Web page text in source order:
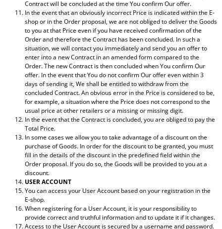
Contract will be concluded at the time You confirm Our offer.
In the event that an obviously incorrect Price is indicated within the E-
shop or in the Order proposal, we are not obliged to deliver the Goods
to you at that Price even if you have received confirmation of the
Order and therefore the Contract has been concluded. In such a
situation, we will contact you immediately and send you an offer to
enter into a new Contract in an amended form compared to the
Order. The new Contract is then concluded when You confirm Our
offer. In the event that You do not confirm Our offer even within 3
days of sending it, We shall be entitled to withdraw from the
concluded Contract. An obvious error in the Price is considered to be,
for example, a situation where the Price does not correspond to the
usual price at other retailers or a missing or missing digit.
In the event that the Contract is concluded, you are obliged to pay the
Total Price.
In some cases we allow you to take advantage of a discount on the
purchase of Goods. In order for the discount to be granted, you must
fill in the details of the discount in the predefined field within the
Order proposal. If you do so, the Goods will be provided to you at a
discount.
USER ACCOUNT
You can access your User Account based on your registration in the
E-shop.
When registering for a User Account, it is your responsibility to
provide correct and truthful information and to update it if it changes.
Access to the User Account is secured by a username and password.